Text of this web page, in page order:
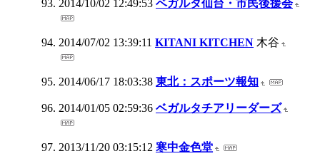
2014/10/02 12:49:53 ベガルタ仙台・市民後援会
2014/07/02 13:39:11 KITANI KITCHEN 木谷
2014/06/17 18:03:38 東北：スポーツ報知
2014/01/05 02:59:36 ベガルタチアリーダーズ
2013/11/20 03:15:12 寒中金色堂